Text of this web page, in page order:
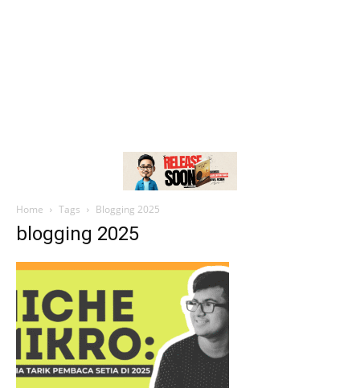
Home Tags Blogging 2025
blogging 2025